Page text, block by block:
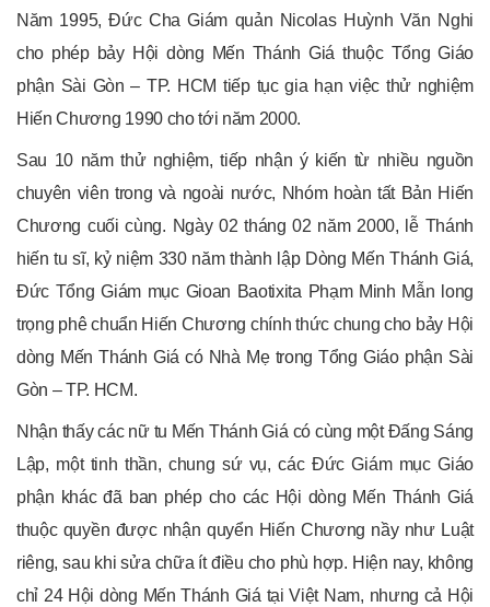
Năm 1995, Đức Cha Giám quản Nicolas Huỳnh Văn Nghi
cho phép bảy Hội dòng Mến Thánh Giá thuộc Tổng Giáo
phận Sài Gòn – TP. HCM tiếp tục gia hạn việc thử nghiệm
Hiến Chương 1990 cho tới năm 2000.
Sau 10 năm thử nghiệm, tiếp nhận ý kiến từ nhiều nguồn
chuyên viên trong và ngoài nước, Nhóm hoàn tất Bản Hiến
Chương cuối cùng. Ngày 02 tháng 02 năm 2000, lễ Thánh
hiến tu sĩ, kỷ niệm 330 năm thành lập Dòng Mến Thánh Giá,
Đức Tổng Giám mục Gioan Baotixita Phạm Minh Mẫn long
trọng phê chuẩn Hiến Chương chính thức chung cho bảy Hội
dòng Mến Thánh Giá có Nhà Mẹ trong Tổng Giáo phận Sài
Gòn – TP. HCM.
Nhận thấy các nữ tu Mến Thánh Giá có cùng một Đấng Sáng
Lập, một tinh thần, chung sứ vụ, các Đức Giám mục Giáo
phận khác đã ban phép cho các Hội dòng Mến Thánh Giá
thuộc quyền được nhận quyển Hiến Chương nầy như Luật
riêng, sau khi sửa chữa ít điều cho phù hợp. Hiện nay, không
chỉ 24 Hội dòng Mến Thánh Giá tại Việt Nam, nhưng cả Hội